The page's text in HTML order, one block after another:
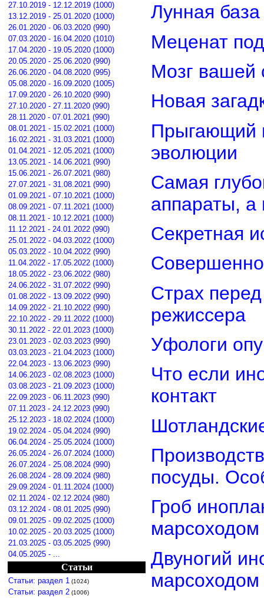
27.10.2019 - 12.12.2019 (1000)
13.12.2019 - 25.01.2020 (1000)
26.01.2020 - 06.03.2020 (990)
07.03.2020 - 16.04.2020 (1010)
17.04.2020 - 19.05.2020 (1000)
20.05.2020 - 25.06.2020 (990)
26.06.2020 - 04.08.2020 (995)
05.08.2020 - 16.09.2020 (1005)
17.09.2020 - 26.10.2020 (990)
27.10.2020 - 27.11.2020 (990)
28.11.2020 - 07.01.2021 (990)
08.01.2021 - 15.02.2021 (1000)
16.02.2021 - 31.03.2021 (1000)
01.04.2021 - 12.05.2021 (1000)
13.05.2021 - 14.06.2021 (990)
15.06.2021 - 26.07.2021 (980)
27.07.2021 - 31.08.2021 (990)
01.09.2021 - 07.10.2021 (1000)
08.09.2021 - 07.11.2021 (1000)
08.11.2021 - 10.12.2021 (1000)
11.12.2021 - 24.01.2022 (990)
25.01.2022 - 04.03.2022 (1000)
05.03.2022 - 10.04.2022 (990)
11.04.2022 - 17.05.2022 (1000)
18.05.2022 - 23.06.2022 (980)
24.06.2022 - 31.07.2022 (990)
01.08.2022 - 13.09.2022 (990)
14.09.2022 - 21.10.2022 (990)
22.10.2022 - 29.11.2022 (1000)
30.11.2022 - 22.01.2023 (1000)
23.01.2023 - 02.03.2023 (990)
03.03.2023 - 21.04.2023 (1000)
22.04.2023 - 13.06.2023 (990)
14.06.2023 - 02.08.2023 (1000)
03.08.2023 - 21.09.2023 (1000)
22.09.2023 - 06.11.2023 (990)
07.11.2023 - 24.12.2023 (990)
25.12.2023 - 18.02.2024 (1000)
19.02.2024 - 05.04.2024 (990)
06.04.2024 - 25.05.2024 (1000)
26.05.2024 - 26.07.2024 (1000)
26.07.2024 - 25.08.2024 (990)
26.08.2024 - 28.09.2024 (980)
29.09.2024 - 01.11.2024 (1000)
02.11.2024 - 02.12.2024 (980)
03.12.2024 - 08.01.2025 (990)
09.01.2025 - 09.02.2025 (1000)
10.02.2025 - 20.03.2025 (1000)
21.03.2025 - 03.05.2025 (990)
04.05.2025 - ...
Статьи
Статьи: раздел 1 (1024)
Статьи: раздел 2 (1006)
Лунная
Меценат
Мозг вашей
Новая
Прыгающий
эволюции
Самая
аппараты, а
Секретная
Страх
режиссера
Уфологи
Что если
контакт
посуды.
Гроб
марсоходом
Двуногий
марсоходом